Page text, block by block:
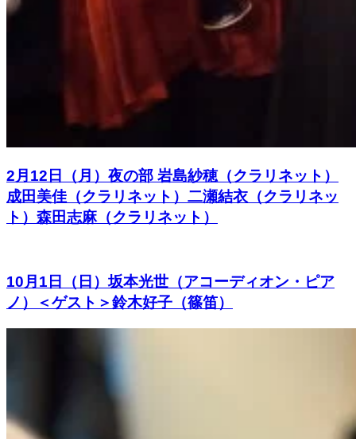
2月12日（月）夜の部 岩島紗穂（クラリネット）
成田美佳（クラリネット）二瀬結衣（クラリネッ
ト）森田志麻（クラリネット）
10月1日（日）坂本光世（アコーディオン・ピア
ノ）＜ゲスト＞鈴木好子（篠笛）